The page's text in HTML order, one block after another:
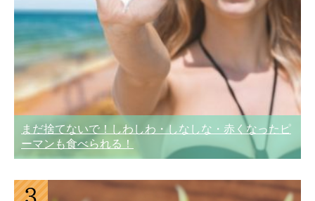
まだ捨てないで！しわしわ・しなしな・赤くなったピ
ーマンも食べられる！